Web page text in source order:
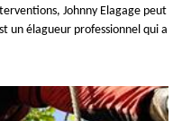
Johnny Elagage peut
un élagueur professionnel qui a